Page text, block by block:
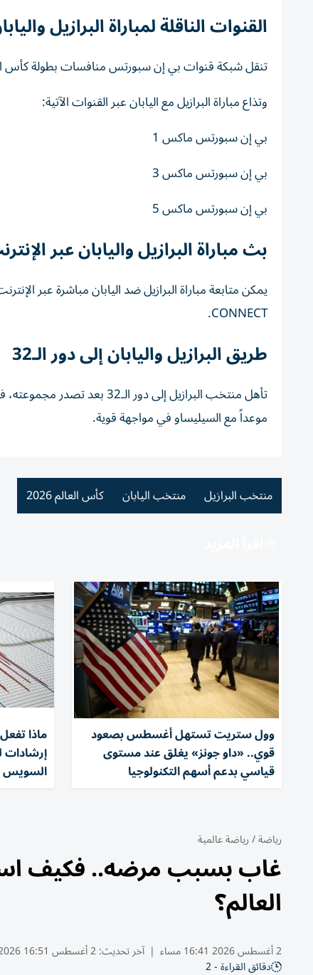
القنوات الناقلة لمباراة البرازيل
تنقل شبكة قنوات بي إن سبورتس منافسات بطولة كأس العالم 2026 بشكل حصري في منطقة الشرق الأوسط
وتذاع مباراة البرازيل مع اليابان عبر القنوات الآتية:
بي إن سبورتس ماكس 1
بي إن سبورتس ماكس 3
بي إن سبورتس ماكس 5
بث مباراة البرازيل واليابان عبر
CONNECT.
طريق البرازيل واليابان إلى دور الـ32
تأهل منتخب البرازيل إلى
موعداً مع السيليساو في مواجهة قوية.
منتخب البرازيل منتخب اليابان كأس العالم 2026
وول ستريت تستهل أغسطس بصعود
قوي.. «داو جونز» يغلق عند مستوى
قياسي بدعم أسهم التكنولوجيا
ماذا
إرشادات
السويس
رياضة/رياضة عالمية
غاب بسبب مرضه.. فكيف
العالم؟
2 أغسطس 2026 16:41 مساء | آخر تحديث:2 أغسطس 16:51 2026
دقائق القراءة - 2